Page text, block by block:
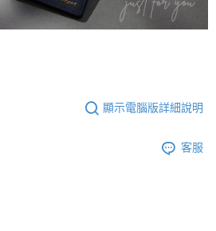
顯示電腦版詳細說明
客服